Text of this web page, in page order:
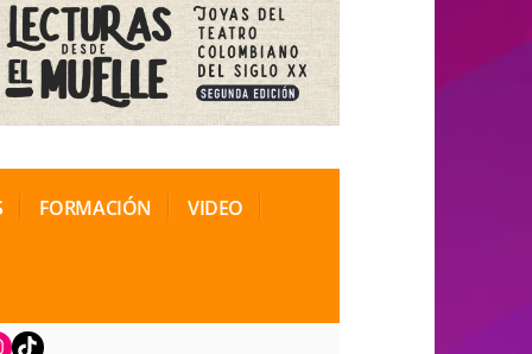
FORMACIÓN VIDEO
TikTok